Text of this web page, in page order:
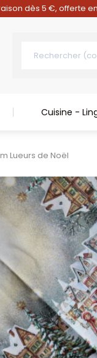
dès 5 €, offerte
Cuisine -
Lueurs de Noël